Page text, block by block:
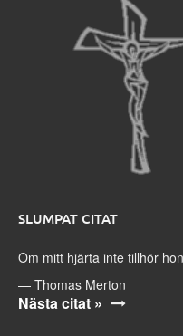
SLUMPAT CITAT
Om mitt hjärta inte tillhör
— Thomas Merton
Nästa citat »